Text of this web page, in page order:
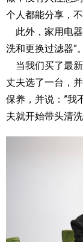
个人都能分享，
此外，家用电器
洗和更换过滤器”。
当我们买了最
丈夫选了一台，
保养，并说：”我
夫就开始带头清